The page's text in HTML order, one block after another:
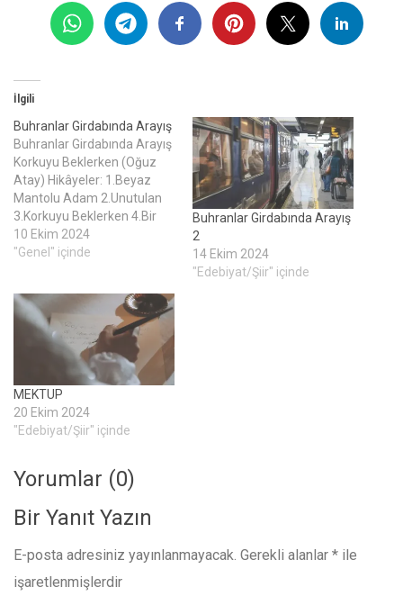
İlgili
Buhranlar Girdabında Arayış
Buhranlar Girdabında Arayış
Korkuyu Beklerken (Oğuz
Atay) Hikâyeler: 1.Beyaz
Mantolu Adam 2.Unutulan
3.Korkuyu Beklerken 4.Bir
Mektup 5.Ne Evet Ne Hayır
6.Tahta At 7.Babama
1987’de yazılan önsöz,
kitabı gerçekten okunur
kılacak şekilde güzel kaleme
alınmış. Satırlarda kelâm
nefeslenmiş.
“Tutunamayanlar”
romanındaki Selim Işık ve
“Oyunlarla Yaşayanlar”…
10 Ekim 2024
"Genel" içinde
Buhranlar Girdabında Arayış
2
14 Ekim 2024
"Edebiyat/Şiir" içinde
MEKTUP
20 Ekim 2024
"Edebiyat/Şiir" içinde
Yorumlar (0)
Bir Yanıt Yazın
E-posta adresiniz yayınlanmayacak. Gerekli alanlar * ile
işaretlenmişlerdir